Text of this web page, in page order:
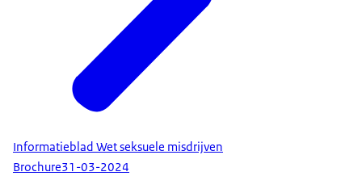
Informatieblad Wet seksuele misdrijven
Brochure31-03-2024